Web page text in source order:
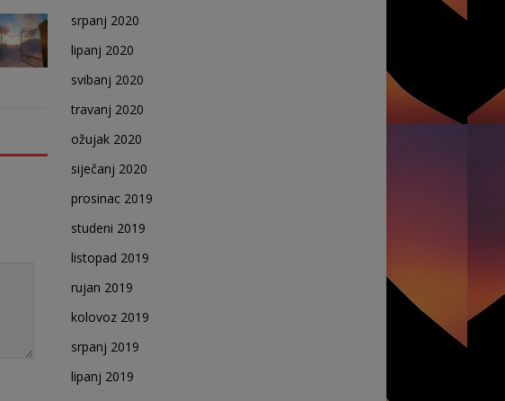
srpanj 2020
lipanj 2020
svibanj 2020
travanj 2020
ožujak 2020
siječanj 2020
prosinac 2019
studeni 2019
listopad 2019
rujan 2019
kolovoz 2019
srpanj 2019
lipanj 2019